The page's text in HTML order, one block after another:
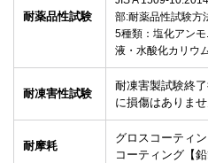
耐薬品性試験
部:耐薬品性試験方
5種類：塩化アン
液・水酸化カリウ
耐凍害性試験
耐凍害製試験終
に損傷はありませ
耐摩耗
グロスコーティ
コーティング【鉛